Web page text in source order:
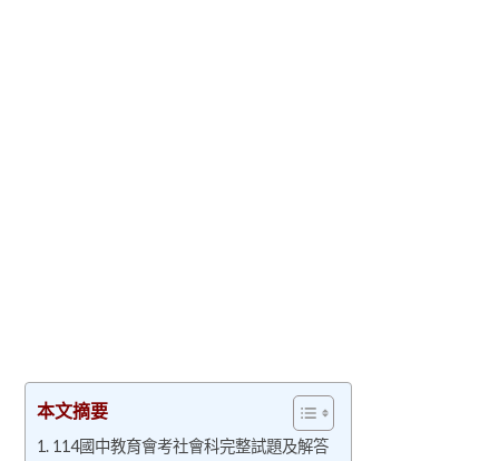
本文摘要
114國中教育會考社會科完整試題及解答